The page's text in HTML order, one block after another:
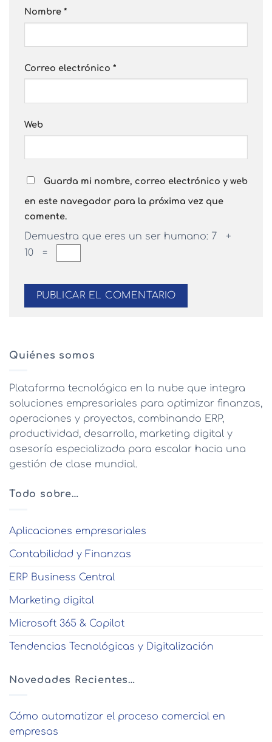
Nombre *
Correo electrónico *
Web
Guarda mi nombre, correo electrónico y web
en este navegador para la próxima vez que
comente.
Demuestra que eres un ser humano: 7 +
10 =
Quiénes somos
Plataforma tecnológica en la nube que integra
soluciones empresariales para optimizar finanzas,
operaciones y proyectos, combinando ERP,
productividad, desarrollo, marketing digital y
asesoría especializada para escalar hacia una
gestión de clase mundial.
Todo sobre…
Aplicaciones empresariales
Contabilidad y Finanzas
ERP Business Central
Marketing digital
Microsoft 365 & Copilot
Tendencias Tecnológicas y Digitalización
Novedades Recientes…
Cómo automatizar el proceso comercial en
empresas